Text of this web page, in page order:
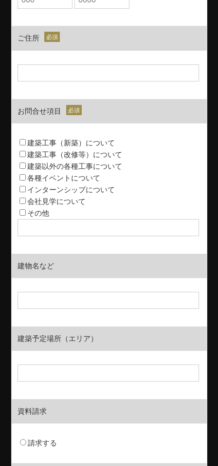
ご住所
お問合せ項目
建築工事（新築）について
建築工事（改修等）について
建築以外の各種工事について
各種イベントについて
インターンシップについて
会社見学について
その他
建物名など
建築予定場所（エリア）
資料請求
請求する